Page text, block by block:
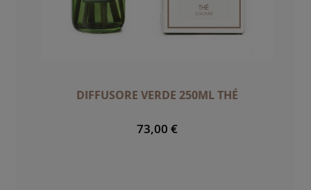
DIFFUSORE VERDE 250ML THÉ
73,00 €